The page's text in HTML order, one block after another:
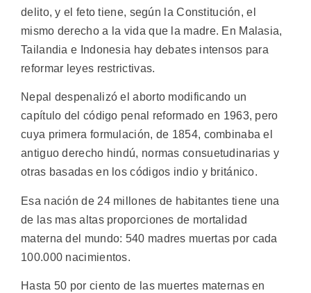
delito, y el feto tiene, según la Constitución, el
mismo derecho a la vida que la madre. En Malasia,
Tailandia e Indonesia hay debates intensos para
reformar leyes restrictivas.
Nepal despenalizó el aborto modificando un
capítulo del código penal reformado en 1963, pero
cuya primera formulación, de 1854, combinaba el
antiguo derecho hindú, normas consuetudinarias y
otras basadas en los códigos indio y británico.
Esa nación de 24 millones de habitantes tiene una
de las mas altas proporciones de mortalidad
materna del mundo: 540 madres muertas por cada
100.000 nacimientos.
Hasta 50 por ciento de las muertes maternas en